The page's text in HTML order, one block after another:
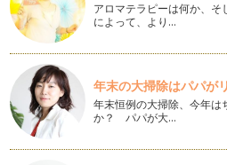
キッズパーティのアイデア☆子ども
キッズパーティの間に、子どもた
キの…
HAPPY BIRTHDAYのキャンドルの
みなさん、お誕生日のお祝いにと
「Happy Birthday t…
アロマテラピーは何か、そ
によって、より…
年末の大掃除はパパが
年末恒例の大掃除、今年は
か？ パパが大…